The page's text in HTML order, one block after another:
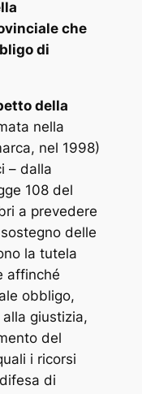
che
di
della
nella
nel 1998)
– dalla
108 del
a prevedere
delle
la tutela
affinché
obbligo,
giustizia,
del
i ricorsi
di